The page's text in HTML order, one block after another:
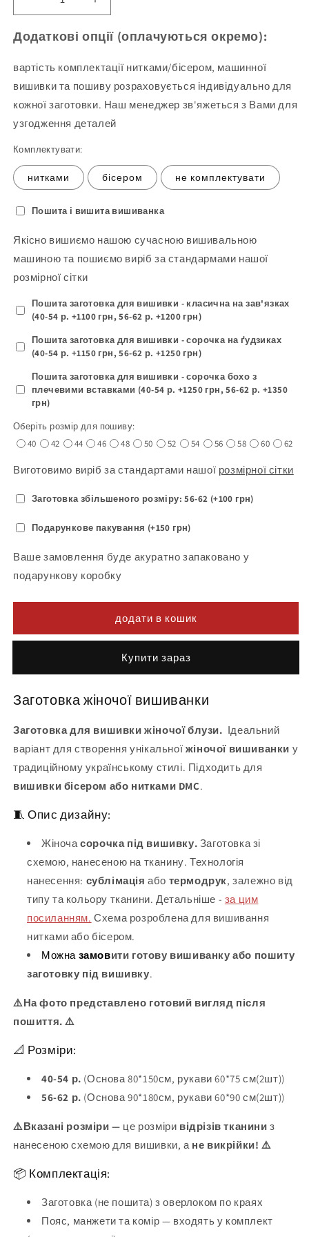
Зменшіть
кількість
Блуза
221
(заготовка
для
вишивання)
Збільшити
кількість
продукту
жіноча
(1)
(заготовка
для
Додаткові опції (оплачуються окремо):
вартість комплектації нитками/бісером, машинної
вишивки та пошиву розраховується індивідуально для
кожної заготовки. Наш менеджер зв'яжеться з Вами для
узгодження деталей
Комплектувати:
нитками бісером не комплектувати
Пошита і вишита вишиванка
Якісно вишиємо нашою сучасною вишивальною
машиною та пошиємо виріб за стандармами нашої
розмірної сітки
Пошита заготовка для вишивки - класична на зав'язках
(40-54 р. +1100 грн, 56-62 р. +1200 грн)
Пошита заготовка для вишивки - сорочка на ґудзиках
(40-54 р. +1150 грн, 56-62 р. +1250 грн)
Пошита заготовка для вишивки - сорочка бохо з
плечевими вставками (40-54 р. +1250 грн, 56-62 р. +1350
грн)
Оберіть розмір для пошиву:
40
42 44 46 48 50 52 54 56 58 60 62
Виготовимо виріб за стандартами нашої розмірної сітки
Заготовка збільшеного розміру: 56-62 (+100 грн)
Подарункове пакування (+150 грн)
Ваше замовлення буде акуратно запаковано у
подарункову коробку
додати в кошик
Buy it now
Заготовка жіночої вишиванки
Заготовка для вишивки жіночої блузи. Ідеальний
варіант для створення унікальної жіночої вишиванки у
традиційному українському стилі. Підходить для
вишивки бісером або нитками DMC.
🧵 Опис дизайну:
Жіночасорочка під вишивку. Заготовка зі
схемою, нанесеною на тканину. Технологія
нанесення: сублімація або термодрук, залежно від
типу та кольору тканини. Детальніше - за цим
посиланням. Схема розроблена для вишивання
нитками або бісером.
Можна замовити готову вишиванку або пошиту
заготовку під вишивку.
⚠️На фото представлено готовий вигляд після
пошиття. ⚠️
📐 Розміри:
40-54 р. (Основа 80*150см, рукави 60*75 см(2шт))
56-62 р. (Основа 90*180см, рукави 60*90 см(2шт))
⚠️Вказані розміри — це розміри відрізів тканиниз
нанесеною схемою для вишивки, а не викрійки! ⚠️
📦 Комплектація:
Заготовка (не пошита) з оверлоком по краях
Пояс, манжети та комір — входять у комплект